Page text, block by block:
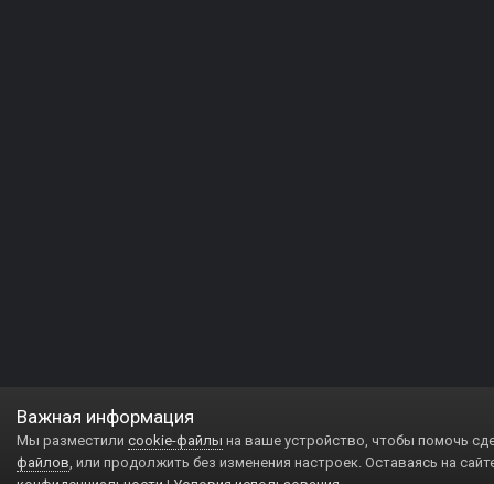
Важная информация
Мы разместили cookie-файлы на ваше устройство, чтобы помочь
файлов, или продолжить без изменения настроек. Оставаясь на